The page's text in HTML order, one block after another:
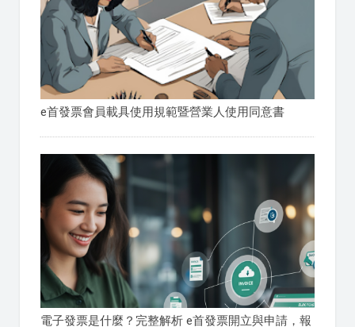
e首發票會員載具使用規範暨營業人使用同意書
電子發票是什麼？完整解析 e首發票開立與申請，報